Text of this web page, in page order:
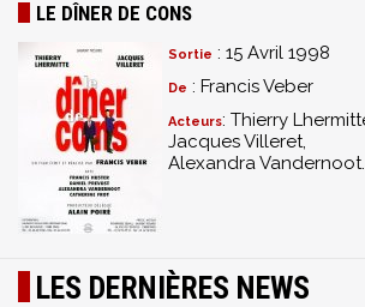
LE DÎNER DE CONS
Sortie : 15 Avril 1998
De : Francis Veber
Acteurs: Thierry
Jacques Villeret,
Alexandra
LES DERNIÈRES NEWS